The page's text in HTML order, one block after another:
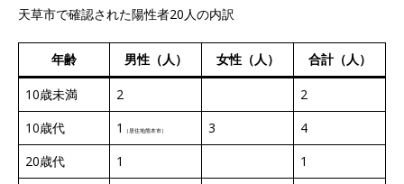
天草市で確認された陽性者20人の内訳
年齢 男性（人） 女性（人） 合計（人）
10歳未満 2
2
10歳代
1 （居住地熊本市） 3
4
20歳代
1
1